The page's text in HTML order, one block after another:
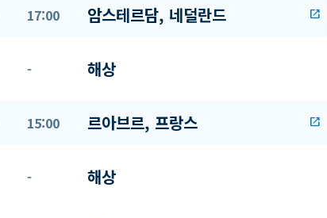
17:00 암스테르담, 네덜란드 open_in_new
- 해상
15:00 르아브르, 프랑스 open_in_new
- 해상